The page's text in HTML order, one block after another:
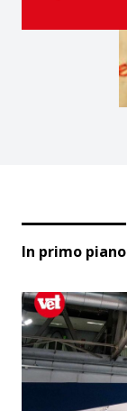
In primo piano